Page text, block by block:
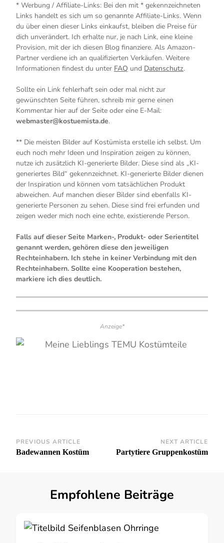
* Werbung / Affiliate-Links: Bei den mit * gekennzeichneten
Links handelt es sich um so genannte Affiliate-Links. Wenn
du über einen dieser Links einkaufst, bleiben die Preise für
dich unverändert. Ich erhalte nur, je nach Link, eine kleine
Provision, mit der ich diesen Blog finanziere. Als Amazon-
Partner verdiene ich an qualifizierten Verkäufen. Weitere
Informationen findest du unter FAQ und Datenschutz.
Sollte ein Link fehlerhaft sein oder mal nicht zur
gewünschten Seite führen, schreib mir gerne einen
Kommentar hier auf der Seite oder eine E-Mail:
webmaster@kostuemista.de.
** Die meisten Bilder auf Kostümista erstelle ich selbst. Um
euch noch mehr Ideen und Inspiration zeigen zu können,
nutze ich zusätzlich KI-generierte Bilder. Diese sind als „KI-
generiertes Bild“ gekennzeichnet. KI-generierte Bilder dienen
der Inspiration und können vom tatsächlichen Produkt
abweichen. Auf manchen dieser Bilder sind ebenfalls KI-
generierte Personen zu sehen. Diese sind frei erfunden und
zeigen weder mich noch eine echte, existierende Person.
Falls auf dieser Seite Marken-, Produkt- oder Serientitel
genannt werden, gehören diese den jeweiligen
Rechteinhabern. Ich stehe in keiner Verbindung mit den
Rechteinhabern. Sollte eine Kooperation bestehen,
markiere ich dies deutlich.
Anzeige*
Post
PREVIOUS ARTICLE
Badewannen Kostüm
NEXT ARTICLE
Partytiere Gruppenkostüm
Empfohlene Beiträge